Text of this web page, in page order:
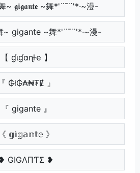
~ 𝖌𝖎𝖌𝖆𝖓𝖙𝖊 ~舞*'¨¯¨'*·~漫-
~ gigante ~舞*'¨¯¨'*·~漫-
【 ɠιɠαɳƚҽ 】
『 ₲ł₲₳₦₮Ɇ 』
『 gigante 』
《 𝕘𝕚𝕘𝕒𝕟𝕥𝕖 》
❥ GIGΛПƬΣ ❥